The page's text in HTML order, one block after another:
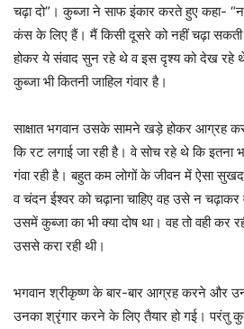
चढ़ा दो”। कुब्जा ने साफ इंकार करते हुए कहा-
कंस के लिए हैं। मैं किसी दूसरे को नहीं चढ़ा
होकर ये संवाद सुन रहे थे व इस दृश्य को देख रहे
कुब्जा भी कितनी जाहिल गंवार है।
साक्षात भगवान उसके सामने खड़े होकर आग्रह
कि रट लगाई जा रही है। वे सोच रहे थे कि इतना
गंवा रही है। बहुत कम लोगों के जीवन में ऐसा
व चंदन ईश्वर को चढ़ाना चाहिए वह उसे न चढ़ाकर
उसमें कुब्जा का भी क्या दोष था। वह तो वही कर
उससे करा रही थी।
भगवान श्रीकृष्ण के बार-बार आग्रह करने और
उनका श्रृंगार करने के लिए तैयार हो गई। परंतु